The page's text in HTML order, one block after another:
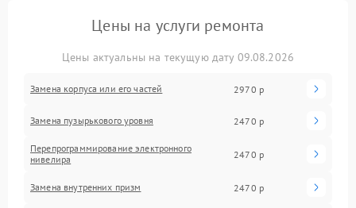
Цены на услуги ремонта
Цены актуальны на текущую дату 09.08.2026
Замена корпуса или его частей 2970 р
Замена пузырькового уровня 2470 р
Перепрограммирование электронного
нивелира
2470 р
Замена внутренних призм 2470 р